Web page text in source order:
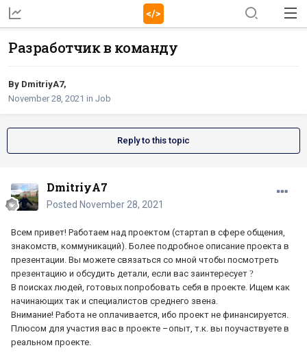
Разработчик в команду
By DmitriyA7,
November 28, 2021 in Job
Reply to this topic
DmitriyA7
Posted November 28, 2021
Всем привет! Работаем над проектом (стартап в сфере общения,
знакомств, коммуникаций). Более подробное описание проекта в
презентации. Вы можете связаться со мной чтобы посмотреть
презентацию и обсудить детали, если вас заинтересует ?
В поисках людей, готовых попробовать себя в проекте. Ищем как
начинающих так и специалистов среднего звена.
Внимание! Работа не оплачивается, ибо проект не финансируется.
Плюсом для участия вас в проекте –опыт, т.к. вы поучаствуете в
реальном проекте.